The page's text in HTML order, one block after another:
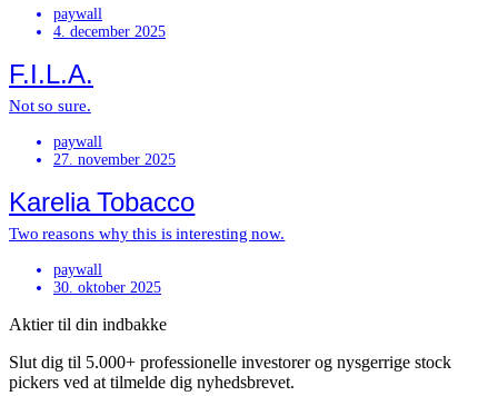
paywall
4. december 2025
F.I.L.A.
Not so sure.
paywall
27. november 2025
Karelia Tobacco
Two reasons why this is interesting now.
paywall
30. oktober 2025
Aktier til din indbakke
Slut dig til 5.000+ professionelle investorer og nysgerrige stock
pickers ved at tilmelde dig nyhedsbrevet.